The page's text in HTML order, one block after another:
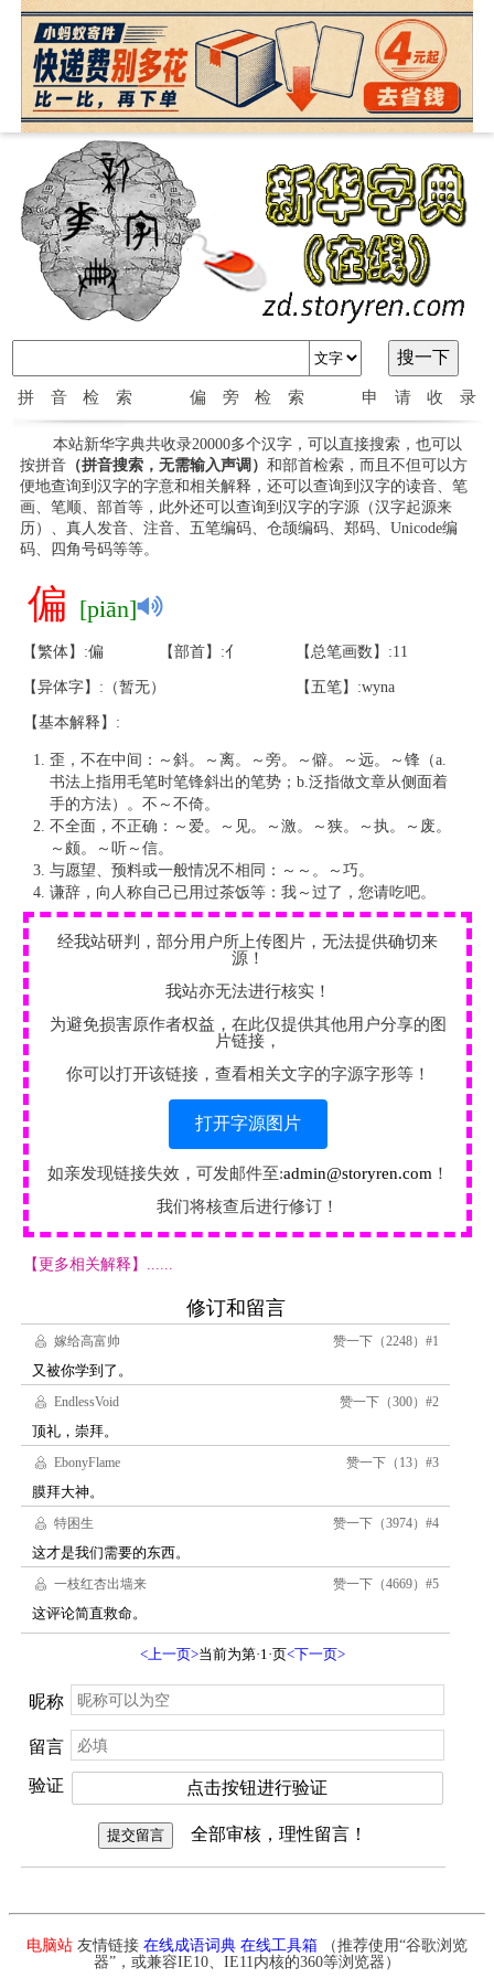
拼音检索 偏旁检索 申请收录
本站新华字典共收录20000多个汉字，可以直接搜索，也可以
按拼音（拼音搜索，无需输入声调） 和部首检索，而且不但可以方
便地查询到汉字的字意和相关解释，还可以查询到汉字的读音、笔
画、笔顺、部首等，此外还可以查询到汉字的字源（汉字起源来
历）、真人发音、注音、五笔编码、仓颉编码、郑码、Unicode编
码、四角号码等等。
偏 [piān]
【繁体】:偏 【部首】:亻 【总笔画数】:11
【异体字】:（暂无） 【五笔】:wyna
【基本解释】:
歪，不在中间：～斜。～离。～旁。～僻。～远。～锋（a.
书法上指用毛笔时笔锋斜出的笔势；b.泛指做文章从侧面着
手的方法）。不～不倚。
不全面，不正确：～爱。～见。～激。～狭。～执。～废。
～颇。～听～信。
与愿望、预料或一般情况不相同：～～。～巧。
谦辞，向人称自己已用过茶饭等：我～过了，您请吃吧。
经我站研判，部分用户所上传图片，无法提供确切来
源！
我站亦无法进行核实！
为避免损害原作者权益，在此仅提供其他用户分享的图
片链接，
你可以打开该链接，查看相关文字的字源字形等！
打开字源图片
如亲发现链接失效，可发邮件至:admin@storyren.com ！
我们将核查后进行修订！
【更多相关解释】......
电脑站 友情链接 在线成语词典 在线工具箱 （推荐使用“谷歌浏览
器”，或兼容IE10、IE11内核的360等浏览器）